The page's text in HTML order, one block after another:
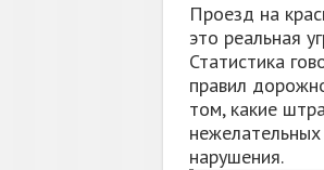
Проезд на
это реальная
Статистика
правил
том, какие
нарушения.